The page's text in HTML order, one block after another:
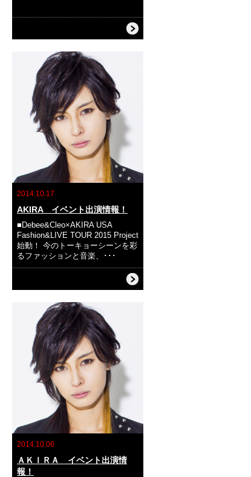
2014.10.17
AKIRA イベント出演情報！
■Debee&Cleo×AKIRA USA
Fashion&LIVE TOUR 2015 Project
始動！ 今のトーキョーシーンを彩
るファッションと音楽、･･･
2014.10.06
ＡＫＩＲＡ イベント出演情
報！